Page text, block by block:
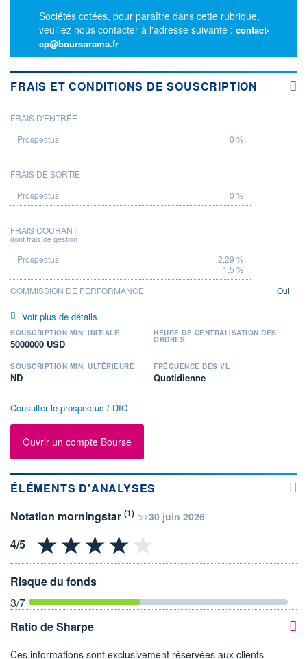
Sociétés cotées, pour paraître dans cette rubrique,
veuillez nous contacter à l'adresse suivante : contact-
cp@boursorama.fr
FRAIS ET CONDITIONS DE SOUSCRIPTION
PROSPECTUS
FRAIS D'ENTRÉE
0 %
FRAIS DE SORTIE
0 %
FRAIS COURANT
dont frais de gestion
2,29 %
1,5 %
COMMISSION DE PERFORMANCE
Oui
Voir plus de détails
SOUSCRIPTION MIN. INITIALE
5000000 USD
HEURE DE CENTRALISATION DES
ORDRES
SOUSCRIPTION MIN. ULTÉRIEURE
ND
FRÉQUENCE DES VL
Quotidienne
Consulter le prospectus / DIC
Ouvrir un compte Bourse
ÉLÉMENTS D'ANALYSES
Notation morningstar (1) DU 30 juin 2026
Risque du fonds
3/7
Ratio de Sharpe
Ces informations sont exclusivement réservées aux clients